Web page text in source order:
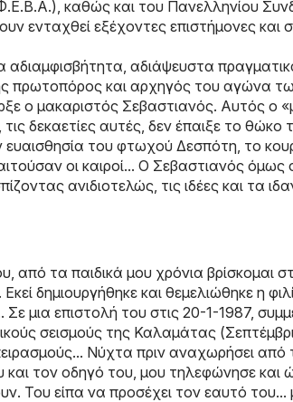
καθώς και του Πανελληνίου
ενταχθεί εξέχοντες επιστήμονες και
αδιάψευστα
πρωτοπόρος και αρχηγός του αγώνα
ο μακαριστός Σεβαστιανός. Αυτός ο
δεκαετίες αυτές, δεν έπαιξε το θώκο
ευαισθησία του φτωχού Δεσπότη, το
οι καιροί... Ο Σεβαστιανός όμως
ανιδιοτελώς, τις ιδέες και τα
από τα παιδικά μου χρόνια βρίσκομαι
δημιουργήθηκε και θεμελιώθηκε η
μια επιστολή του στις 20-1-1987,
σεισμούς της Καλαμάτας
Νύχτα πριν αναχωρήσει από
και τον οδηγό του, μου τηλεφώνησε
Του είπα να προσέχει τον εαυτό